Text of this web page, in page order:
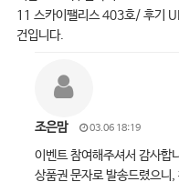
11 스카이팰리스 403호/ 후기
건입니다.
조은맘 03.06 18:19
이벤트 참여해주셔서 감사합
상품권 문자로 발송드렸으